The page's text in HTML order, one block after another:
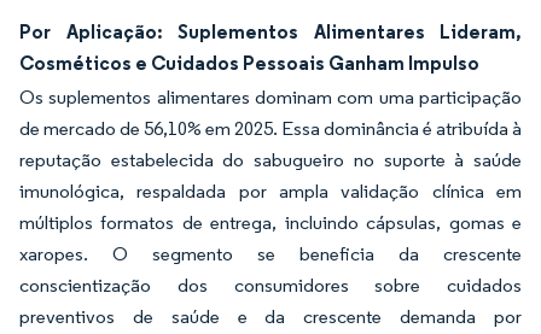
Por Aplicação: Suplementos Alimentares Lideram,
Cosméticos e Cuidados Pessoais Ganham Impulso
Os suplementos alimentares dominam com uma participação
de mercado de 56,10% em 2025. Essa dominância é atribuída à
reputação estabelecida do sabugueiro no suporte à saúde
imunológica, respaldada por ampla validação clínica em
múltiplos formatos de entrega, incluindo cápsulas, gomas e
xaropes. O segmento se beneficia da crescente
conscientização dos consumidores sobre cuidados
preventivos de saúde e da crescente demanda por